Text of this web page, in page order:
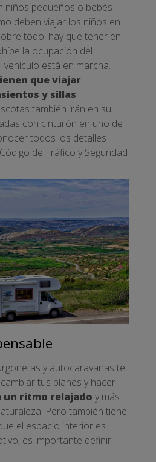
niños pequeños o bebés
deben viajar los niños en
todo, hay que tener en
la ocupación del
está en marcha.
que viajar
y sillas
también irán en su
con cinturón en uno de
todos los detalles
Código de Tráfico y Seguridad
y autocaravanas te
tus planes y hacer
un ritmo relajado y más
Pero también tiene
el espacio interior es
es importante definir